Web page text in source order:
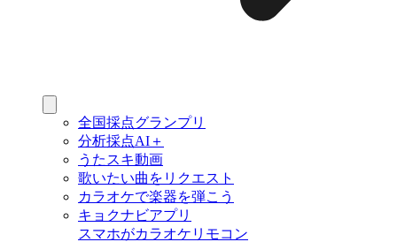
全国採点グランプリ
分析採点AI＋
うたスキ動画
歌いたい曲をリクエスト
カラオケで楽器を弾こう
キョクナビアプリ
スマホがカラオケリモコン